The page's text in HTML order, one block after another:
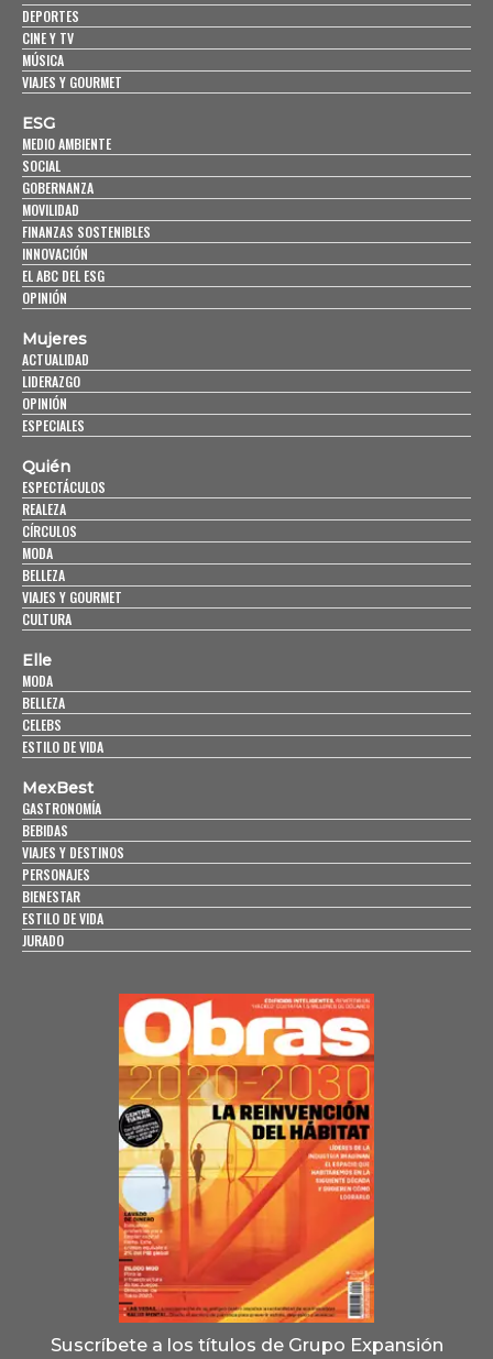
DEPORTES
CINE Y TV
MÚSICA
VIAJES Y GOURMET
ESG
MEDIO AMBIENTE
SOCIAL
GOBERNANZA
MOVILIDAD
FINANZAS SOSTENIBLES
INNOVACIÓN
EL ABC DEL ESG
OPINIÓN
Mujeres
ACTUALIDAD
LIDERAZGO
OPINIÓN
ESPECIALES
Quién
ESPECTÁCULOS
REALEZA
CÍRCULOS
MODA
BELLEZA
VIAJES Y GOURMET
CULTURA
Elle
MODA
BELLEZA
CELEBS
ESTILO DE VIDA
MexBest
GASTRONOMÍA
BEBIDAS
VIAJES Y DESTINOS
PERSONAJES
BIENESTAR
ESTILO DE VIDA
JURADO
Suscríbete a los títulos de Grupo Expansión